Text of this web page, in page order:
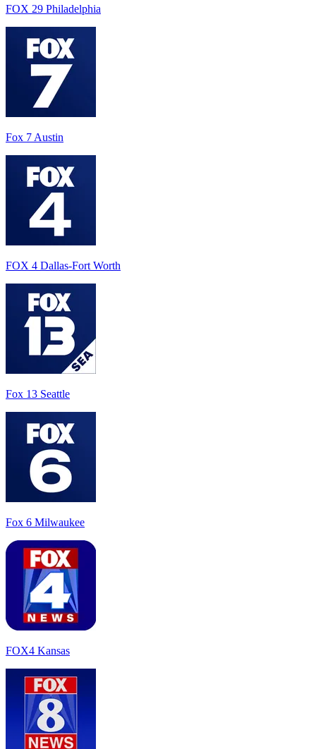
FOX 29 Philadelphia
Fox 7 Austin
FOX 4 Dallas-Fort Worth
Fox 13 Seattle
Fox 6 Milwaukee
FOX4 Kansas